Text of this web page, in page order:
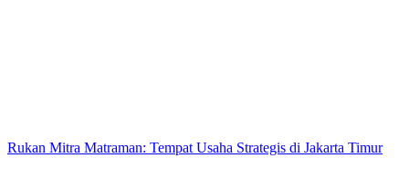
Rukan Mitra Matraman: Tempat Usaha Strategis di Jakarta Timur